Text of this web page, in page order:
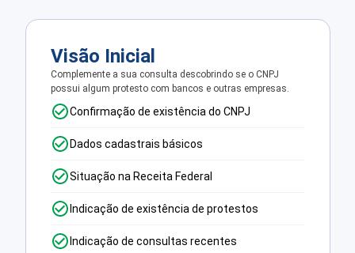
Visão Inicial
Complemente a sua consulta descobrindo se o CNPJ
possui algum protesto com bancos e outras empresas.
Confirmação de existência do CNPJ
Dados cadastrais básicos
Situação na Receita Federal
Indicação de existência de protestos
Indicação de consultas recentes